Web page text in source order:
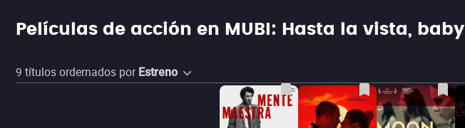
Películas de acción en MUBI: Hasta la vista, baby
9 títulos ordernados por Estreno